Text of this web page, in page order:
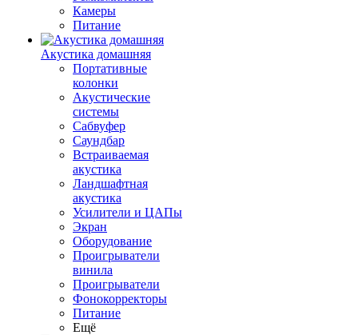
Камеры
Питание
Акустика домашняя
Портативные
колонки
Акустические
системы
Сабвуфер
Саундбар
Встраиваемая
акустика
Ландшафтная
акустика
Усилители и ЦАПы
Экран
Оборудование
Проигрыватели
винила
Проигрыватели
Фонокорректоры
Питание
Ещё